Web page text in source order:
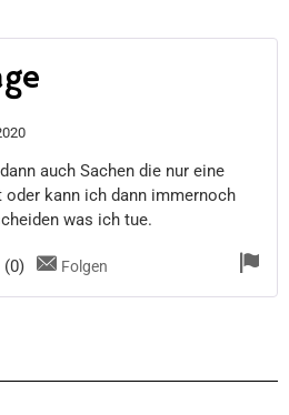
auch Sachen die nur eine
oder kann ich dann immernoch
was ich tue.
(0) Folgen